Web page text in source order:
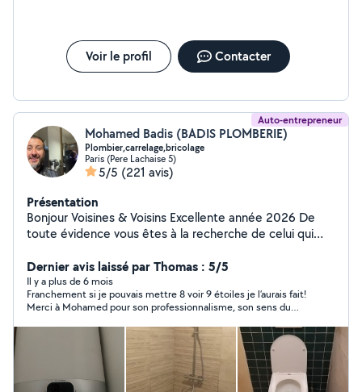
qualité professionnelle Diplômé et respectueux des
normes Intervention sur Chennevières-sur-Marne et
alentours (94 , 93, 77, 91 et Paris).
Voir le profil Contacter
Auto-entrepreneur
Mohamed Badis (BADIS PLOMBERIE)
Plombier,carrelage,bricolage
Paris (Pere Lachaise 5)
5/5 (221 avis)
Présentation
Bonjour Voisines & Voisins Excellente année 2026 De
toute évidence vous êtes à la recherche de celui qui
Je ne peux dire être le meilleur mais ce que je certifie
est mon travail, sérieux et l'honnêteté. Je ne pourrai pas
non plus faire cette prestation gratuitement car vous
comme moi, nous vivons dans un monde où gagner sa
vie est utile pour perdurer. Réactif aux demandes
plomberies, carrelages, peintures, carrelages,
maçonneries. Je vis sur PARIS 20e, je me déplace sur
quelques arrondissements de Paris et quelques villes
Dernier avis laissé par Thomas : 5/5
Il y a plus de 6 mois
Franchement si je pouvais mettre 8 voir 9 étoiles je l’aurais fait!
Merci à Mohamed pour son professionnalisme, son sens du
confiance qu’il transmets à ses clients. J’en repars avec un
contact de confiance que je n’hésiterai pas à recommander à
mes proches. Merci beaucoup à toi!